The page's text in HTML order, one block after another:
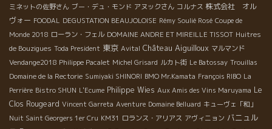
ミネットの佐野さん ブー・デュ・モンド アヌックさん コルナス 株式会社 オル
ヴォー FOODAL DEGUSTATION BEAUJOLOISE Rémy Soulié Rosé Coupe de
Monde 2018 ローラン・フェル DOMAINE ANDRE ET MIREILLE TISSOT Huitres
de Bouzigues Toda President 東京 Avital Château Aiguilloux マルマンド
Vendange2018 Philippe Pacalet Michel Grisard ルカト街 Le Batossay Trouillas
Domaine de la Rectorie Sumiyaki SHINORI BMO Mr.Kamata François RIBO La
Perrière Bistro SHUN L'Ecume Philippe Wies Aux Amis des Vins Maruyama Le
Clos Rougeard Vincent Garreta Aventure Domaine Belluard キューヴェ「和」
Nuit Saint Georgers 1er Cru KM31 ロランス・アリアス アヴィニョン バニュル